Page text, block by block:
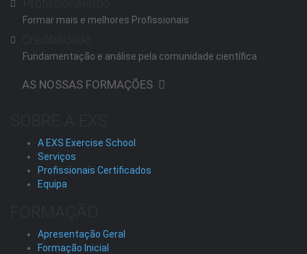
Formar mais e melhores Profissionais
Fundamentação e análise pela comunidade científica
AS NOSSAS FORMAÇÕES
A EXS Exercise School
Serviços
Profissionais Certificados
Equipa
Apresentação Geral
Formação Inicial